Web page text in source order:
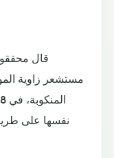
قال
مستشعر زاوية
نفسها على